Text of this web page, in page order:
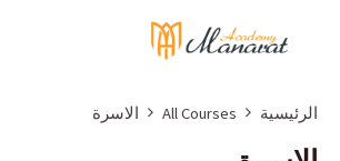
الرئيسية All Courses الاسرة